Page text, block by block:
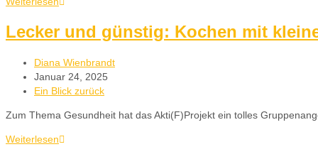
Lecker und günstig: Kochen mit
Diana Wienbrandt
Januar 24, 2025
Ein Blick zurück
Zum Thema Gesundheit hat das Akti(F)Projekt ein tolles
Weiterlesen